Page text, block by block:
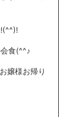
食(^^♪
嬢様お帰り